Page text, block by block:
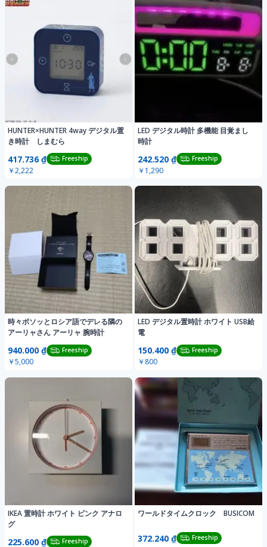
HUNTER×HUNTER 4way デジタル置
き時計 しまむら
417.736 ₫ Freeship
￥2,222
LED デジタル時計 多機能 目覚まし
時計
242.520 ₫ Freeship
￥1,290
時々ボソッとロシア語でデレる隣の
アーリャさん アーリャ 腕時計
940.000 ₫ Freeship
￥5,000
LED デジタル置時計 ホワイト USB給
電
150.400 ₫ Freeship
￥800
IKEA 置時計 ホワイト ピンク アナロ
グ
225.600 ₫ Freeship
ワールドタイムクロック BUSICOM
372.240 ₫ Freeship